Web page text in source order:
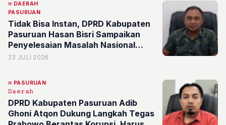
DAERAH
PASURUAN
Tidak Bisa Instan, DPRD Kabupaten
Pasuruan Hasan Bisri Sampaikan
Penyelesaian Masalah Nasional
Harus Dikawal Bersama
23 JULI 2026
PASURUAN
𝙳𝚊𝚎𝚛𝚊𝚑
DPRD Kabupaten Pasuruan Adib
Ghoni Atqon Dukung Langkah Tegas